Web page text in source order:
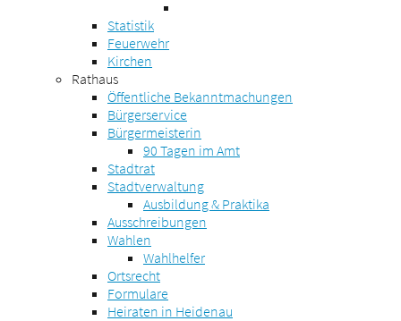
Statistik
Feuerwehr
Kirchen
Rathaus
Öffentliche Bekanntmachungen
Bürgerservice
Bürgermeisterin
90 Tagen im Amt
Stadtrat
Stadtverwaltung
Ausbildung & Praktika
Ausschreibungen
Wahlen
Wahlhelfer
Ortsrecht
Formulare
Heiraten in Heidenau